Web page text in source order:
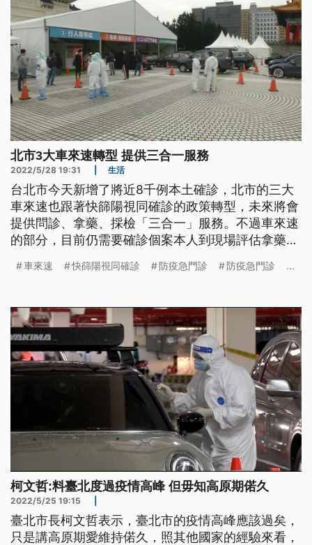
北市3大車來速轉型 提供三合一服務
2022/5/28 19:31 生活
台北市今天新增了將近8千例本土確診，北市的三大
車來速也跟著快篩陽視同確診的政策轉型，未來將會
提供問診、拿藥、採檢「三合一」服務。不過車來速
的部分，目前仍需要確診個案本人到現場評估拿藥，
車來速 快篩陽視同確診 防疫急門診 防疫急門診 ...
柯文哲:料臺北度過疫情高峰 但毋知高原期偌久
2022/5/25 19:15
臺北市長柯文哲表示，臺北市的疫情高峰應該過矣，
只是講高原期愛維持偌久，照其他國家的經驗來看，